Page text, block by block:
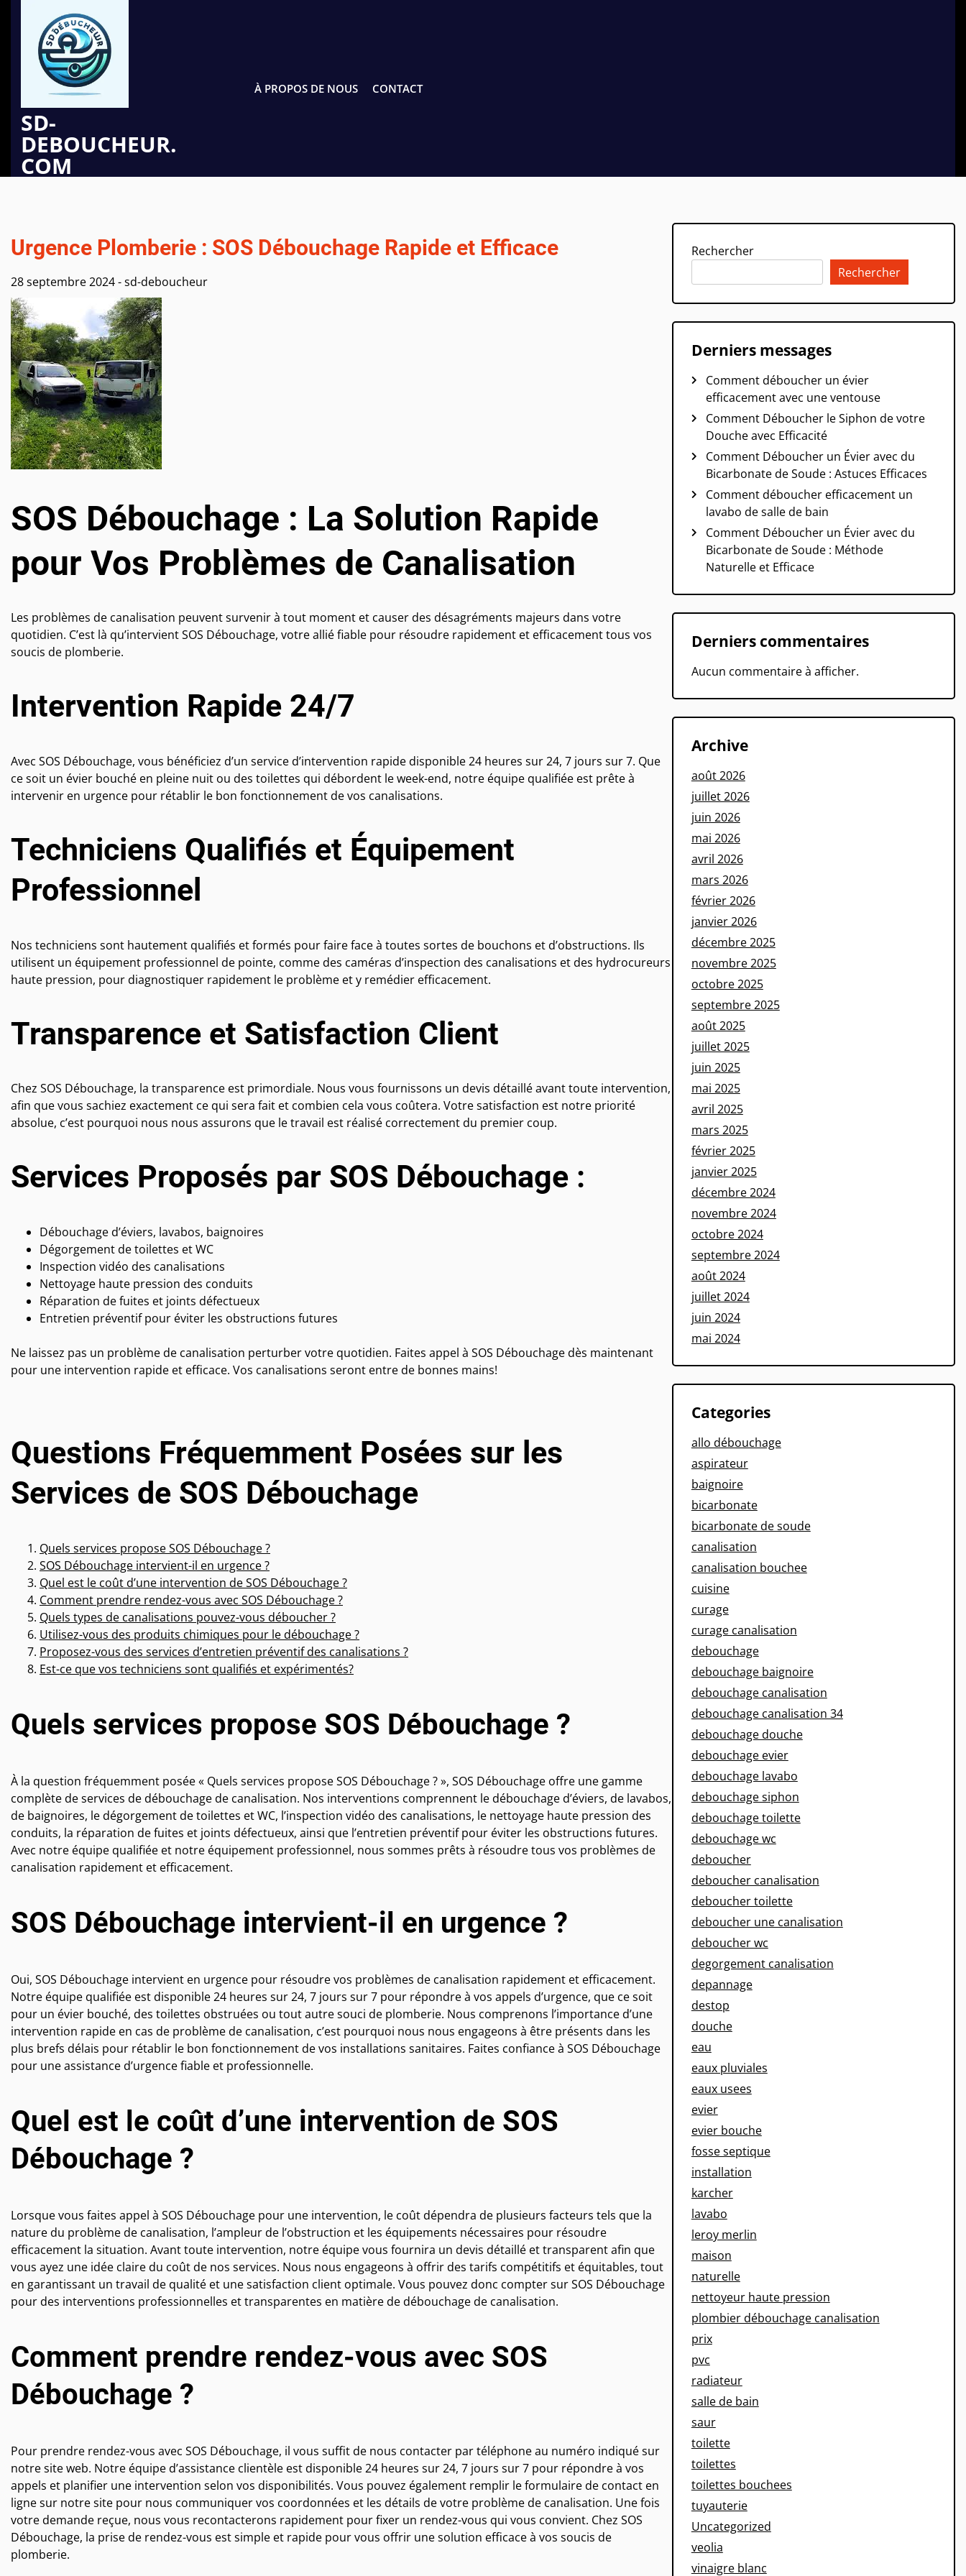
contenu
SD-
DEBOUCHEUR.
COM
À PROPOS DE NOUS CONTACT
Urgence Plomberie : SOS Débouchage Rapide et Efficace
28 septembre 2024-sd-deboucheur
SOS Débouchage : La Solution Rapide
pour Vos Problèmes de Canalisation
Les problèmes de canalisation peuvent survenir à tout moment et causer des désagréments majeurs dans votre
quotidien. C’est là qu’intervient SOS Débouchage, votre allié fiable pour résoudre rapidement et efficacement tous vos
soucis de plomberie.
Intervention Rapide 24/7
Avec SOS Débouchage, vous bénéficiez d’un service d’intervention rapide disponible 24 heures sur 24, 7 jours sur 7. Que
ce soit un évier bouché en pleine nuit ou des toilettes qui débordent le week-end, notre équipe qualifiée est prête à
intervenir en urgence pour rétablir le bon fonctionnement de vos canalisations.
Techniciens Qualifiés et Équipement
Professionnel
Nos techniciens sont hautement qualifiés et formés pour faire face à toutes sortes de bouchons et d’obstructions. Ils
utilisent un équipement professionnel de pointe, comme des caméras d’inspection des canalisations et des hydrocureurs
haute pression, pour diagnostiquer rapidement le problème et y remédier efficacement.
Transparence et Satisfaction Client
Chez SOS Débouchage, la transparence est primordiale. Nous vous fournissons un devis détaillé avant toute intervention,
afin que vous sachiez exactement ce qui sera fait et combien cela vous coûtera. Votre satisfaction est notre priorité
absolue, c’est pourquoi nous nous assurons que le travail est réalisé correctement du premier coup.
Services Proposés par SOS Débouchage :
Débouchage d’éviers, lavabos, baignoires
Dégorgement de toilettes et WC
Inspection vidéo des canalisations
Nettoyage haute pression des conduits
Réparation de fuites et joints défectueux
Entretien préventif pour éviter les obstructions futures
Ne laissez pas un problème de canalisation perturber votre quotidien. Faites appel à SOS Débouchage dès maintenant
pour une intervention rapide et efficace. Vos canalisations seront entre de bonnes mains!
Questions Fréquemment Posées sur les
Services de SOS Débouchage
Quels services propose SOS Débouchage ?
SOS Débouchage intervient-il en urgence ?
Quel est le coût d’une intervention de SOS Débouchage ?
Comment prendre rendez-vous avec SOS Débouchage ?
Quels types de canalisations pouvez-vous déboucher ?
Utilisez-vous des produits chimiques pour le débouchage ?
Proposez-vous des services d’entretien préventif des canalisations ?
Est-ce que vos techniciens sont qualifiés et expérimentés?
Quels services propose SOS Débouchage ?
À la question fréquemment posée « Quels services propose SOS Débouchage ? », SOS Débouchage offre une gamme
complète de services de débouchage de canalisation. Nos interventions comprennent le débouchage d’éviers, de lavabos,
de baignoires, le dégorgement de toilettes et WC, l’inspection vidéo des canalisations, le nettoyage haute pression des
conduits, la réparation de fuites et joints défectueux, ainsi que l’entretien préventif pour éviter les obstructions futures.
Avec notre équipe qualifiée et notre équipement professionnel, nous sommes prêts à résoudre tous vos problèmes de
canalisation rapidement et efficacement.
SOS Débouchage intervient-il en urgence ?
Oui, SOS Débouchage intervient en urgence pour résoudre vos problèmes de canalisation rapidement et efficacement.
Notre équipe qualifiée est disponible 24 heures sur 24, 7 jours sur 7 pour répondre à vos appels d’urgence, que ce soit
pour un évier bouché, des toilettes obstruées ou tout autre souci de plomberie. Nous comprenons l’importance d’une
intervention rapide en cas de problème de canalisation, c’est pourquoi nous nous engageons à être présents dans les
plus brefs délais pour rétablir le bon fonctionnement de vos installations sanitaires. Faites confiance à SOS Débouchage
pour une assistance d’urgence fiable et professionnelle.
Quel est le coût d’une intervention de SOS
Débouchage ?
Lorsque vous faites appel à SOS Débouchage pour une intervention, le coût dépendra de plusieurs facteurs tels que la
nature du problème de canalisation, l’ampleur de l’obstruction et les équipements nécessaires pour résoudre
efficacement la situation. Avant toute intervention, notre équipe vous fournira un devis détaillé et transparent afin que
vous ayez une idée claire du coût de nos services. Nous nous engageons à offrir des tarifs compétitifs et équitables, tout
en garantissant un travail de qualité et une satisfaction client optimale. Vous pouvez donc compter sur SOS Débouchage
pour des interventions professionnelles et transparentes en matière de débouchage de canalisation.
Comment prendre rendez-vous avec SOS
Débouchage ?
Pour prendre rendez-vous avec SOS Débouchage, il vous suffit de nous contacter par téléphone au numéro indiqué sur
notre site web. Notre équipe d’assistance clientèle est disponible 24 heures sur 24, 7 jours sur 7 pour répondre à vos
appels et planifier une intervention selon vos disponibilités. Vous pouvez également remplir le formulaire de contact en
ligne sur notre site pour nous communiquer vos coordonnées et les détails de votre problème de canalisation. Une fois
votre demande reçue, nous vous recontacterons rapidement pour fixer un rendez-vous qui vous convient. Chez SOS
Débouchage, la prise de rendez-vous est simple et rapide pour vous offrir une solution efficace à vos soucis de
plomberie.
Rechercher
Rechercher
Derniers messages
Comment déboucher un évier
efficacement avec une ventouse
Comment Déboucher le Siphon de votre
Douche avec Efficacité
Comment Déboucher un Évier avec du
Bicarbonate de Soude : Astuces Efficaces
Comment déboucher efficacement un
lavabo de salle de bain
Comment Déboucher un Évier avec du
Bicarbonate de Soude : Méthode
Naturelle et Efficace
Derniers commentaires
Aucun commentaire à afficher.
Archive
août 2026
juillet 2026
juin 2026
mai 2026
avril 2026
mars 2026
février 2026
janvier 2026
décembre 2025
novembre 2025
octobre 2025
septembre 2025
août 2025
juillet 2025
juin 2025
mai 2025
avril 2025
mars 2025
février 2025
janvier 2025
décembre 2024
novembre 2024
octobre 2024
septembre 2024
août 2024
juillet 2024
juin 2024
mai 2024
Categories
allo débouchage
aspirateur
baignoire
bicarbonate
bicarbonate de soude
canalisation
canalisation bouchee
cuisine
curage
curage canalisation
debouchage
debouchage baignoire
debouchage canalisation
debouchage canalisation 34
debouchage douche
debouchage evier
debouchage lavabo
debouchage siphon
debouchage toilette
debouchage wc
deboucher
deboucher canalisation
deboucher toilette
deboucher une canalisation
deboucher wc
degorgement canalisation
depannage
destop
douche
eau
eaux pluviales
eaux usees
evier
evier bouche
fosse septique
installation
karcher
lavabo
leroy merlin
maison
naturelle
nettoyeur haute pression
plombier débouchage canalisation
prix
pvc
radiateur
salle de bain
saur
toilette
toilettes
toilettes bouchees
tuyauterie
Uncategorized
veolia
vinaigre blanc